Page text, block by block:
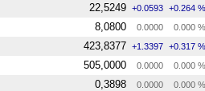
22,5249 +0.0593 +0.264 %
8,0800 0.0000 0.000 %
423,8377 +1.3397 +0.317 %
505,0000 0.0000 0.000 %
0,3898 0.0000 0.000 %